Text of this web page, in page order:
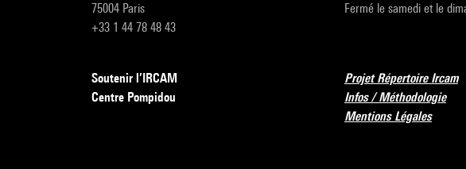
75004 Paris
+33 1 44 78 48 43
Fermé le samedi et le
Soutenir l’IRCAM
Centre Pompidou
Projet Répertoire Ircam
Infos / Méthodologie
Mentions Légales